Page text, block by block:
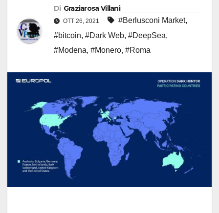
Di Graziarosa Villani
OTT 26, 2021 #Berlusconi Market,
#bitcoin, #Dark Web, #DeepSea,
#Modena, #Monero, #Roma